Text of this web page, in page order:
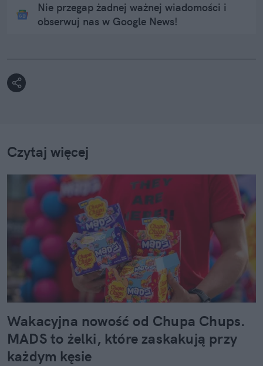
Nie przegap żadnej ważnej wiadomości i
obserwuj nas w Google News!
Czytaj więcej
Wakacyjna nowość od Chupa Chups.
MADS to żelki, które zaskakują przy
każdym kęsie